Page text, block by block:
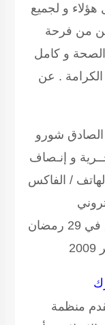
و لجميع
من فرحة
الصحة و كامل
. عن
الصادق شورو
و إنـصاف
1001 تونس الهاتف / الفاكس
:liberte.equite@gmail.com تونس في 29 رمضان
منظمة